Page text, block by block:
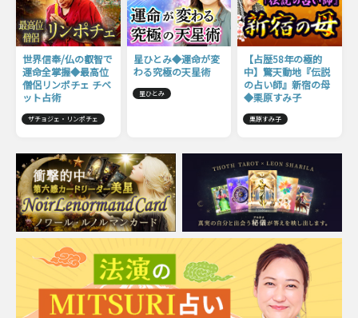
世界信奉/仏の叡智で
運命全掌握◆最高位
僧侶リンポチェ チベ
ット占術
ザチョジェ・リンポチェ
星ひとみ◆運命が変
わる究極の天星術
星ひとみ
【占歴58年の極的
中】驚天動地『伝説
の占い師』新宿の母
◆栗原すみ子
栗原すみ子